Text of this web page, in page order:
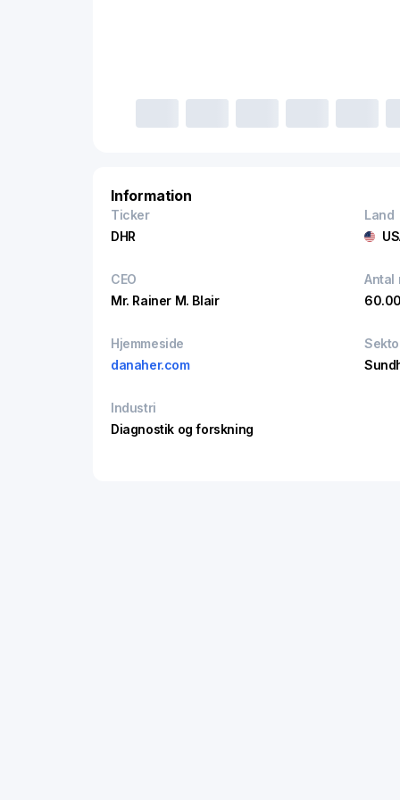
Information
Ticker
DHR
Land
CEO
Mr. Rainer M. Blair
Antal
Hjemmeside
danaher.com
Industri
Diagnostik og forskning